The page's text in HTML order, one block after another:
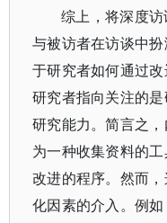
综上，将深度
与被访者在访谈中
于研究者如何通过
研究者指向关注的
研究能力。简言之
为一种收集资料的
改进的程序。然而
化因素的介入。例